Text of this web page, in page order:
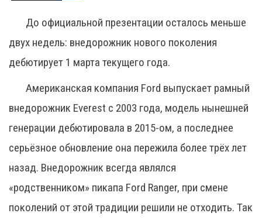
До официальной презентации осталось меньше
двух недель: внедорожник нового поколения
дебютирует 1 марта текущего года.
Американская компания Ford выпускает рамный
внедорожник Everest с 2003 года, модель нынешней
генерации дебютировала в 2015-ом, а последнее
серьёзное обновление она пережила более трёх лет
назад. Внедорожник всегда являлся
«родственником» пикапа Ford Ranger, при смене
поколений от этой традиции решили не отходить. Так